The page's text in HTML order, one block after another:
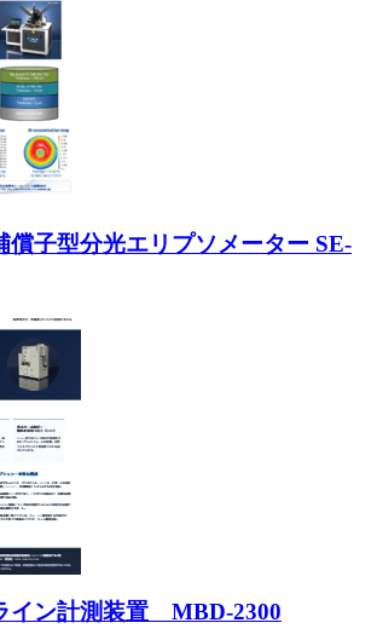
償子型分光エリプソメーター SE-
イン計測装置 MBD-2300